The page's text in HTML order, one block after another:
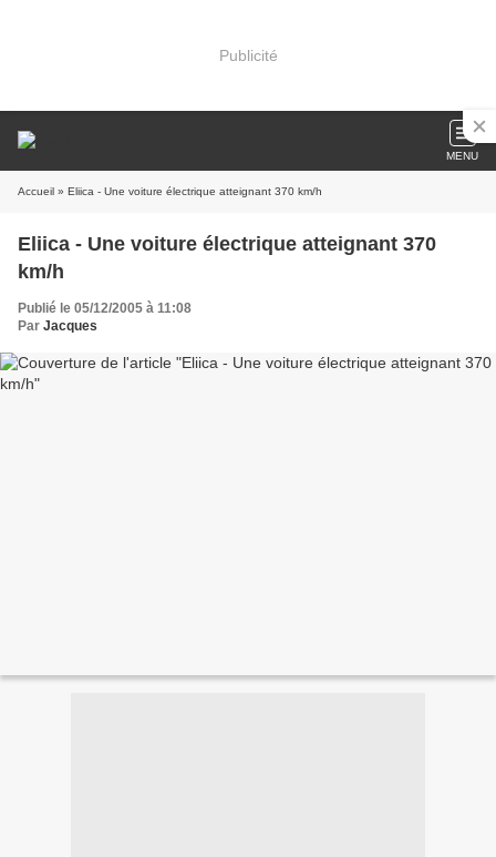
Publicité
MENU
Accueil » Eliica - Une voiture électrique atteignant 370 km/h
Eliica - Une voiture électrique atteignant 370
km/h
Publié le 05/12/2005 à 11:08
Par Jacques